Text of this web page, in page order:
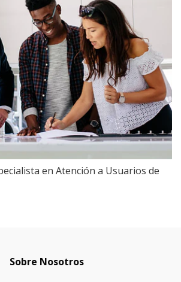
en Atención a Usuarios de
Sobre Nosotros